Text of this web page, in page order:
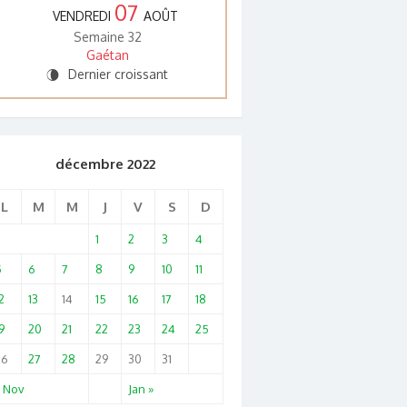
VENDREDI 07 AOÛT
Semaine 32
Gaétan
V Dernier croissant
décembre 2022
L M M J V S D
Nov Jan »
1 2 3 4
6 7 8 9 10 11
13 14 15 16 17 18
20 21 22 23 24 25
27 28 29 30 31